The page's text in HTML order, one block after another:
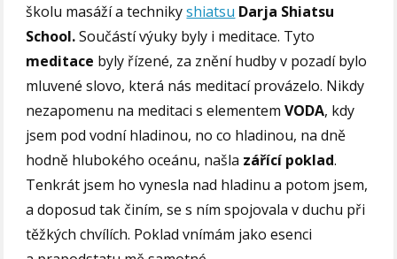
školu masáží a technikyshiatsu Darja Shiatsu
School.Součástí výuky byly i meditace. Tyto
meditace byly řízené, za znění hudby v pozadí bylo
mluvené slovo, která nás meditací provázelo. Nikdy
nezapomenu na meditaci s elementemVODA, kdy
jsem pod vodní hladinou, no co hladinou, na dně
hodně hlubokého oceánu, našla zářící poklad.
Tenkrát jsem ho vynesla nad hladinu a potom jsem,
a doposud tak činím, se s ním spojovala v duchu při
těžkých chvílích. Poklad vnímám jako esenci